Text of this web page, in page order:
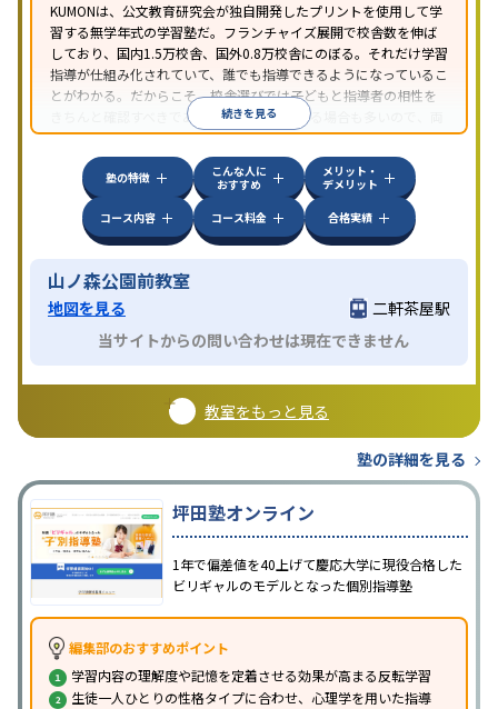
KUMONは、公文教育研究会が独自開発したプリントを使用して学
習する無学年式の学習塾だ。フランチャイズ展開で校舎数を伸ば
しており、国内1.5万校舎、国外0.8万校舎にのぼる。それだけ学習
指導が仕組み化されていて、誰でも指導できるようになっているこ
とがわかる。だからこそ、校舎選びでは子どもと指導者の相性を
きちんと確認すべきである。近所に2校舎ある場合も多いので、両
方見学してみることをオススメする。
続きを見る
塾の特徴
こんな人に
おすすめ
メリット・
デメリット
コース内容
コース料金 合格実績
山ノ森公園前教室
地図を見る
二軒茶屋駅
当サイトからの問い合わせは現在できません
教室をもっと見る
塾の詳細を見る
坪田塾オンライン
1年で偏差値を40上げて慶応大学に現役合格した
ビリギャルのモデルとなった個別指導塾
編集部のおすすめポイント
学習内容の理解度や記憶を定着させる効果が高まる反転学習
生徒一人ひとりの性格タイプに合わせ、心理学を用いた指導